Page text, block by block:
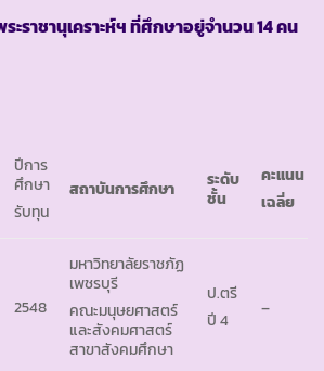
ะราชานุเคราะห์ฯ ที่ศึกษาอยู่จำนวน 14 คน
ปีการ
ศึกษา
รับทุน
สถาบันการศึกษา
ระดับ
ชั้น
คะแนน
เฉลี่ย
2548
มหาวิทยาลัยราชภัฏ
เพชรบุรี
คณะมนุษยศาสตร์
และสังคมศาสตร์
สาขาสังคมศึกษา
ป.ตรี
ปี 4
–